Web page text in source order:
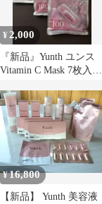
¥2,000
『新品』Yunth ユンス
Vitamin C Mask 7枚入り
¥16,800
【新品】 Yunth 美容液